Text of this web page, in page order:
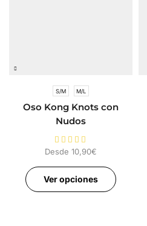
S/M M/L
Oso Kong Knots con
Nudos
Desde 10,90€
Ver opciones